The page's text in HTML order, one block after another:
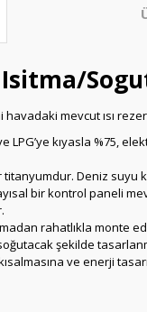
Isitma/
mevcut ısı
LPG’ye kıyasla %75,
Deniz suyu
bir kontrol paneli
rahatlıkla monte
şekilde
ve enerji